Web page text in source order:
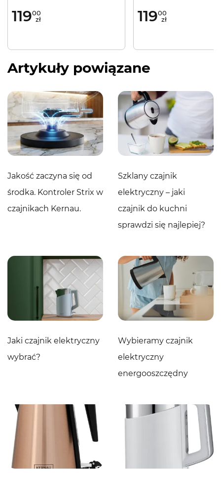
11900
zł
11900
zł
Artykuły powiązane
Jakość zaczyna się od
środka. Kontroler Strix w
czajnikach Kernau.
Szklany czajnik
elektryczny – jaki
czajnik do kuchni
sprawdzi się najlepiej?
Jaki czajnik elektryczny
wybrać?
Wybieramy czajnik
elektryczny
energooszczędny